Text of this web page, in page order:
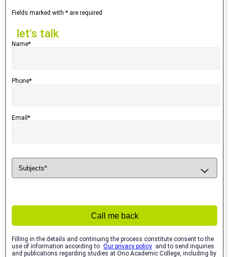
Fields marked with * are required
let's talk
Name*
Phone*
Email*
Call me back
Filling in the details and continuing the process constitute consent to the
use of information according to Our privacy policy and to send inquiries
and publications regarding studies at Ono Academic College, including by